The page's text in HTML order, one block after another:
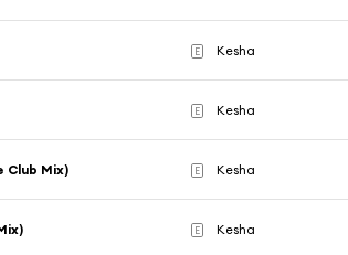
E Kesha
E Kesha
Club Mix) E Kesha
E Kesha